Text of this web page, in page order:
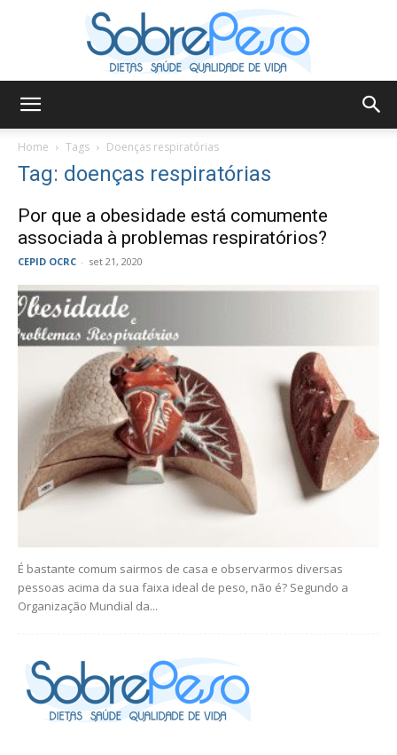
Home Tags Doenças respiratórias
Tag: doenças respiratórias
Por que a obesidade está comumente
associada à problemas respiratórios?
CEPID OCRC - set 21, 2020
É bastante comum sairmos de casa e observarmos diversas
pessoas acima da sua faixa ideal de peso, não é? Segundo a
Organização Mundial da...